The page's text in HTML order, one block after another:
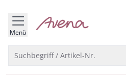
springen
springen
springen
Menü zur Startseite
Suchbegriff / Artikel-Nr.